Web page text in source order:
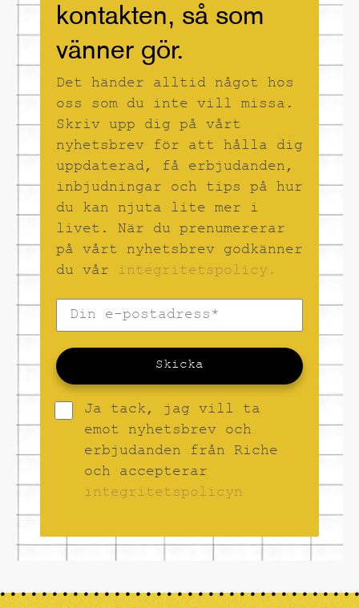
han mest stolt över
scenografierna till
baletterna "Eldfågeln"
och "Törnrosa" på
Kungliga Operan.
kontakten, så som
vänner gör.
Det händer alltid något hos
oss som du inte vill missa.
Skriv upp dig på vårt
nyhetsbrev för att hålla dig
uppdaterad, få erbjudanden,
inbjudningar och tips på hur
du kan njuta lite mer i
livet. När du prenumererar
på vårt nyhetsbrev godkänner
du vår integritetspolicy.
Skicka
Ja tack, jag vill ta
emot nyhetsbrev och
erbjudanden från Riche
och accepterar
integritetspolicyn